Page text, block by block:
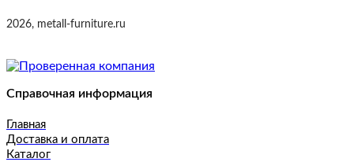
2026, metall-furniture.ru
Справочная информация
Главная
Доставка и оплата
Каталог